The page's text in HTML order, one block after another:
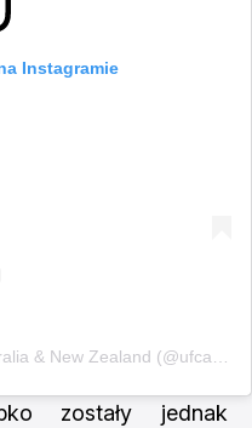
Instagramie
Post udostępniony przez UFC Australia & New Zealand (@ufcanz)
zostały jednak